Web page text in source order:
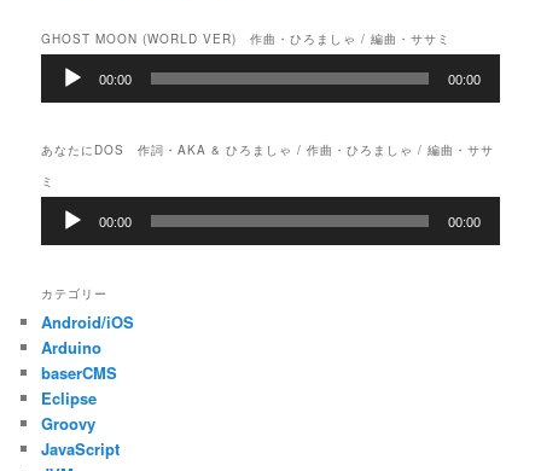
GHOST MOON (WORLD VER) 作曲・ひろましゃ / 編曲・ササミ
ー
ヤ
ー
00:00 00:00
あなたにDOS 作詞・AKA & ひろましゃ / 作曲・ひろましゃ / 編曲・ササ
ミ
ー
ヤ
ー
00:00 00:00
カテゴリー
Android/iOS
Arduino
baserCMS
Eclipse
Groovy
JavaScript